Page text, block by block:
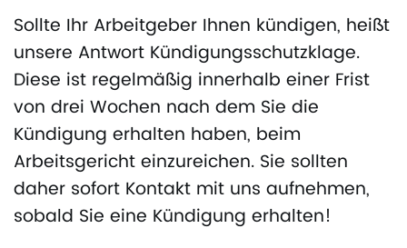
Sollte Ihr Arbeitgeber Ihnen kündigen, heißt
unsere Antwort Kündigungsschutzklage.
Diese ist regelmäßig innerhalb einer Frist
von drei Wochen nach dem Sie die
Kündigung erhalten haben, beim
Arbeitsgericht einzureichen. Sie sollten
daher sofort Kontakt mit uns aufnehmen,
sobald Sie eine Kündigung erhalten!